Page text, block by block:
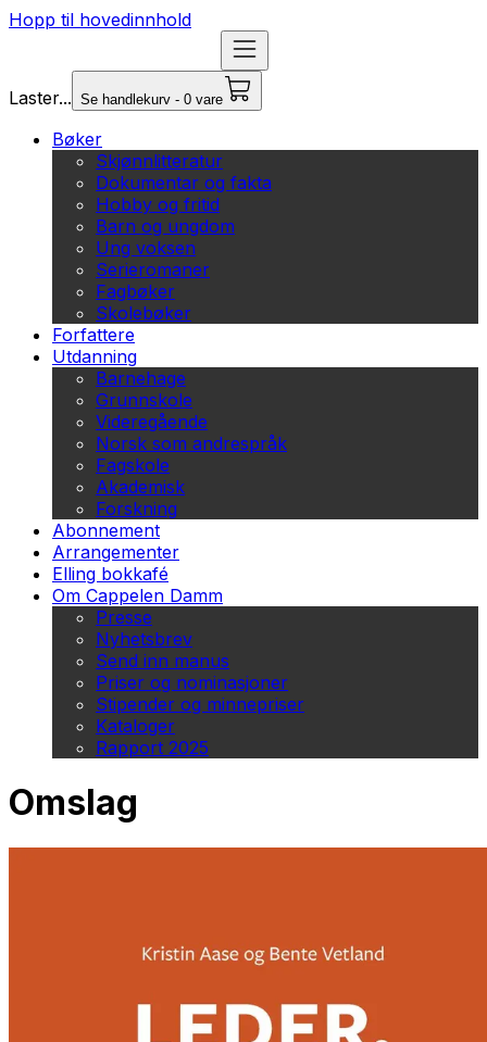
Hopp til hovedinnhold
Laster... Se handlekurv - 0 vare
Bøker
Skjønnlitteratur
Dokumentar og fakta
Hobby og fritid
Barn og ungdom
Ung voksen
Serieromaner
Fagbøker
Skolebøker
Forfattere
Utdanning
Barnehage
Grunnskole
Videregående
Norsk som andrespråk
Fagskole
Akademisk
Forskning
Abonnement
Arrangementer
Elling bokkafé
Om Cappelen Damm
Presse
Nyhetsbrev
Send inn manus
Priser og nominasjoner
Stipender og minnepriser
Kataloger
Rapport 2025
Omslag